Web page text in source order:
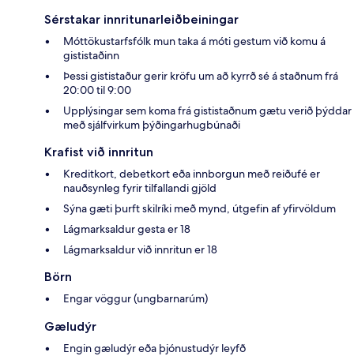
Sérstakar innritunarleiðbeiningar
Móttökustarfsfólk mun taka á móti gestum við komu á
gististaðinn
Þessi gististaður gerir kröfu um að kyrrð sé á staðnum frá
20:00 til 9:00
Upplýsingar sem koma frá gististaðnum gætu verið þýddar
með sjálfvirkum þýðingarhugbúnaði
Krafist við innritun
Kreditkort, debetkort eða innborgun með reiðufé er
nauðsynleg fyrir tilfallandi gjöld
Sýna gæti þurft skilríki með mynd, útgefin af yfirvöldum
Lágmarksaldur gesta er 18
Lágmarksaldur við innritun er 18
Börn
Engar vöggur (ungbarnarúm)
Gæludýr
Engin gæludýr eða þjónustudýr leyfð